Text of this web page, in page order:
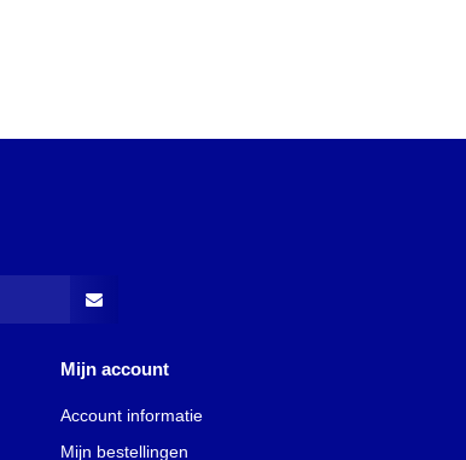
Mijn account
Account informatie
Mijn bestellingen